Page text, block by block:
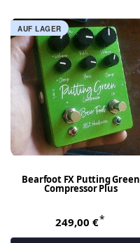
AUF LAGER
Bearfoot FX Putting Green
Compressor Plus
249,00 €*